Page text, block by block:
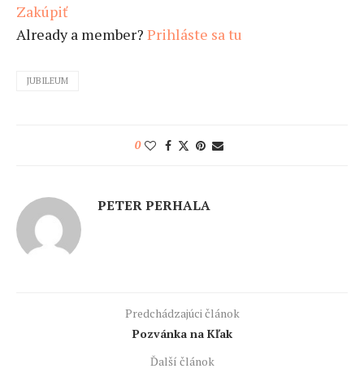
Zakúpiť
Already a member? Prihláste sa tu
JUBILEUM
0
PETER PERHALA
Predchádzajúci článok
Pozvánka na Kľak
Ďalší článok